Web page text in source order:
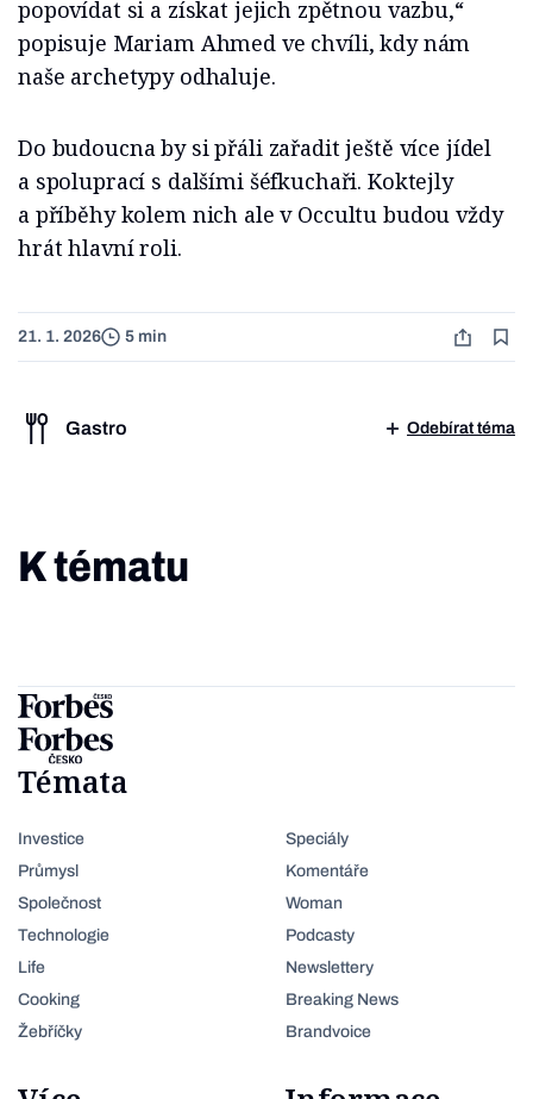
popovídat si a získat jejich zpětnou vazbu,“
popisuje Mariam Ahmed ve chvíli, kdy nám
naše archetypy odhaluje.
Do budoucna by si přáli zařadit ještě více jídel
a spoluprací s dalšími šéfkuchaři. Koktejly
a příběhy kolem nich ale v Occultu budou vždy
hrát hlavní roli.
21. 1. 2026 5 min
Gastro Odebírat téma
K tématu
Témata
Investice
Průmysl
Společnost
Technologie
Life
Cooking
Žebříčky
Speciály
Komentáře
Woman
Podcasty
Newslettery
Breaking News
Brandvoice